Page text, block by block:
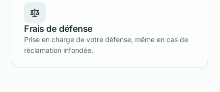
Frais de défense
Prise en charge de votre défense, même en cas de
réclamation infondée.